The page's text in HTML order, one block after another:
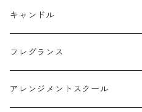
フラワーバスケット
壁掛けアレンジ
球体アレンジ
雑貨
動物
アクセサリー
買付品
ミモザ
スモークツリー
キャンドル
フレグランス
アレンジメントスクール